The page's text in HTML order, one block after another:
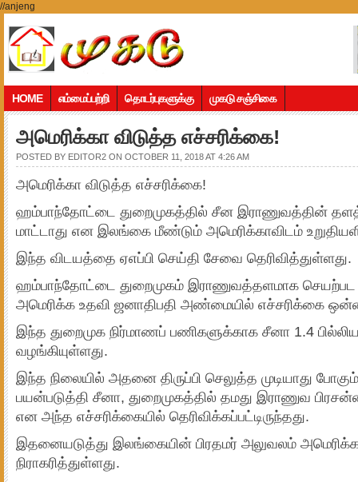
//anjeng
HOME எம்மைப்பற்றி தொடர்புகளுக்கு முகடு சஞ்சிகை
அமெரிக்கா விடுத்த எச்சரிக்கை!
POSTED BY EDITOR2 ON OCTOBER 11, 2018 AT 4:26 AM
அமெரிக்கா விடுத்த எச்சரிக்கை!
ஹம்பாந்தோட்டை துறைமுகத்தில் சீன இராணுவத்தின்
மாட்டாது என இலங்கை மீண்டும் அமெரிக்காவிடம்
இந்த விடயத்தை ஏஎப்பி செய்தி சேவை தெரிவித்துள்ளது.
ஹம்பாந்தோட்டை துறைமுகம் இராணுவத்தளமாக செயற்பட
அமெரிக்க உதவி ஜனாதிபதி அண்மையில் எச்சரிக்கை
இந்த துறைமுக நிர்மாணப் பணிகளுக்காக சீனா 1.4
வழங்கியுள்ளது.
இந்த நிலையில் அதனை திருப்பி செலுத்த முடியாது
பயன்படுத்தி சீனா, துறைமுகத்தில் தமது இராணுவ
என அந்த எச்சரிக்கையில் தெரிவிக்கப்பட்டிருந்தது.
இதனையடுத்து இலங்கையின் பிரதமர் அலுவலம்
நிராகரித்துள்ளது.